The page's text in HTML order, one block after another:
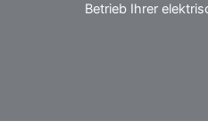
Betrieb Ihrer